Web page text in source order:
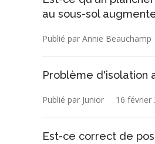
au sous-sol
Publié par Annie Beauchamp
Problème d'isolation
Publié par Junior 16 février
Est-ce correct de